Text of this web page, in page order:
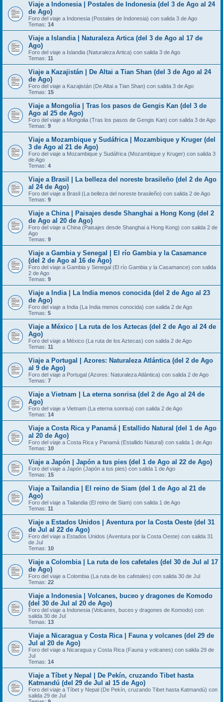
Viaje a Indonesia | Postales de Indonesia (del 3 de Ago al 24
de Ago)
Foro del viaje a Indonesia (Postales de Indonesia) con salida 3 de Ago
Temas: 14
Viaje a Islandia | Naturaleza Artica (del 3 de Ago al 17 de
Ago)
Foro del viaje a Islandia (Naturaleza Artica) con salida 3 de Ago
Temas: 11
Viaje a Kazajistán | De Altai a Tian Shan (del 3 de Ago al 24
de Ago)
Foro del viaje a Kazajistán (De Altai a Tian Shan) con salida 3 de Ago
Temas: 15
Viaje a Mongolia | Tras los pasos de Gengis Kan (del 3 de
Ago al 25 de Ago)
Foro del viaje a Mongolia (Tras los pasos de Gengis Kan) con salida 3 de Ago
Temas: 9
Viaje a Mozambique y Sudáfrica | Mozambique y Kruger (del
3 de Ago al 21 de Ago)
Foro del viaje a Mozambique y Sudáfrica (Mozambique y Kruger) con salida 3
de Ago
Temas: 4
Viaje a Brasil | La belleza del noreste brasileño (del 2 de Ago
al 24 de Ago)
Foro del viaje a Brasil (La belleza del noreste brasileño) con salida 2 de Ago
Temas: 9
Viaje a China | Paisajes desde Shanghai a Hong Kong (del 2
de Ago al 20 de Ago)
Foro del viaje a China (Paisajes desde Shanghai a Hong Kong) con salida 2 de
Ago
Temas: 9
Viaje a Gambia y Senegal | El río Gambia y la Casamance
(del 2 de Ago al 16 de Ago)
Foro del viaje a Gambia y Senegal (El río Gambia y la Casamance) con salida
2 de Ago
Temas: 9
Viaje a India | La India menos conocida (del 2 de Ago al 23
de Ago)
Foro del viaje a India (La India menos conocida) con salida 2 de Ago
Temas: 5
Viaje a México | La ruta de los Aztecas (del 2 de Ago al 24 de
Ago)
Foro del viaje a México (La ruta de los Aztecas) con salida 2 de Ago
Temas: 11
Viaje a Portugal | Azores: Naturaleza Atlántica (del 2 de Ago
al 9 de Ago)
Foro del viaje a Portugal (Azores: Naturaleza Atlántica) con salida 2 de Ago
Temas: 7
Viaje a Vietnam | La eterna sonrisa (del 2 de Ago al 24 de
Ago)
Foro del viaje a Vietnam (La eterna sonrisa) con salida 2 de Ago
Temas: 14
Viaje a Costa Rica y Panamá | Estallido Natural (del 1 de Ago
al 20 de Ago)
Foro del viaje a Costa Rica y Panamá (Estallido Natural) con salida 1 de Ago
Temas: 10
Viaje a Japón | Japón a tus pies (del 1 de Ago al 22 de Ago)
Foro del viaje a Japón (Japón a tus pies) con salida 1 de Ago
Temas: 15
Viaje a Tailandia | El reino de Siam (del 1 de Ago al 21 de
Ago)
Foro del viaje a Tailandia (El reino de Siam) con salida 1 de Ago
Temas: 11
Viaje a Estados Unidos | Aventura por la Costa Oeste (del 31
de Jul al 22 de Ago)
Foro del viaje a Estados Unidos (Aventura por la Costa Oeste) con salida 31
de Jul
Temas: 10
Viaje a Colombia | La ruta de los cafetales (del 30 de Jul al 17
de Ago)
Foro del viaje a Colombia (La ruta de los cafetales) con salida 30 de Jul
Temas: 22
Viaje a Indonesia | Volcanes, buceo y dragones de Komodo
(del 30 de Jul al 20 de Ago)
Foro del viaje a Indonesia (Volcanes, buceo y dragones de Komodo) con
salida 30 de Jul
Temas: 13
Viaje a Nicaragua y Costa Rica | Fauna y volcanes (del 29 de
Jul al 20 de Ago)
Foro del viaje a Nicaragua y Costa Rica (Fauna y volcanes) con salida 29 de
Jul
Temas: 14
Viaje a Tíbet y Nepal | De Pekín, cruzando Tibet hasta
Katmandú (del 29 de Jul al 15 de Ago)
Foro del viaje a Tíbet y Nepal (De Pekín, cruzando Tibet hasta Katmandú) con
salida 29 de Jul